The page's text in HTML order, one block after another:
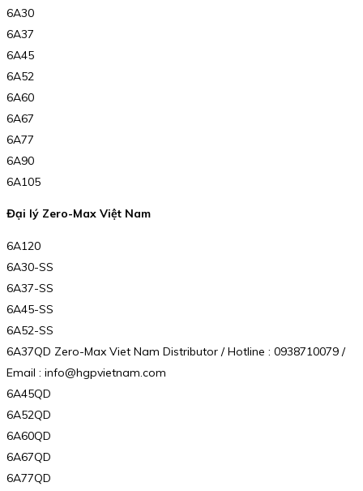
6A30
6A37
6A45
6A52
6A60
6A67
6A77
6A90
6A105
Đại lý Zero-Max Việt Nam
6A120
6A30-SS
6A37-SS
6A45-SS
6A52-SS
6A37QD Zero-Max Viet Nam Distributor / Hotline : 0938710079 /
Email : info@hgpvietnam.com
6A45QD
6A52QD
6A60QD
6A67QD
6A77QD